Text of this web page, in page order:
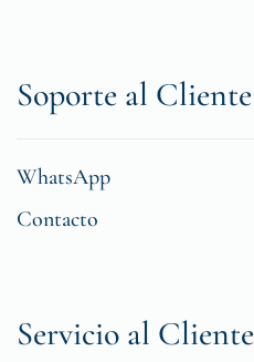
Soporte al Cliente
WhatsApp
Contacto
Servicio al Cliente